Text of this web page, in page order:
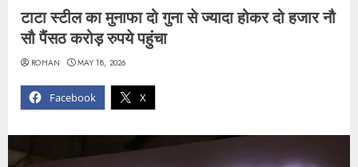
टाटा स्टील का मुनाफा दो गुना से ज्यादा होकर दो हजार नौ
सौ पैंसठ करोड़ रुपये पहुंचा
Facebook X
ROHAN MAY 18, 2026